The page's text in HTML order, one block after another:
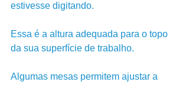
estivesse digitando.
Essa é a altura adequada para o topo
da sua superfície de trabalho.
Algumas mesas permitem ajustar a